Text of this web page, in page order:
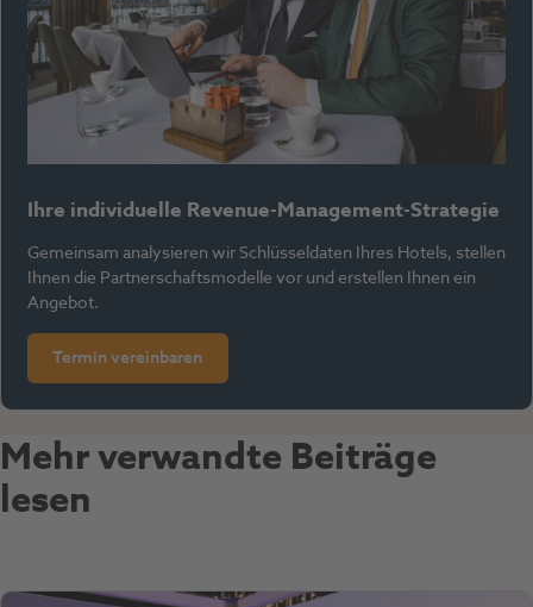
Ihre individuelle Revenue-Management-Strategie
Gemeinsam analysieren wir Schlüsseldaten Ihres Hotels, stellen
Ihnen die Partnerschaftsmodelle vor und erstellen Ihnen ein
Angebot.
Termin vereinbaren
Mehr verwandte Beiträge
lesen